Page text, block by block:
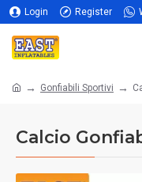
Login Register
Gonfiabili Sportivi
Calcio